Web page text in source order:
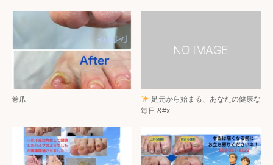
巻爪
足元から始まる、あなたの健康な
毎日 &#x…